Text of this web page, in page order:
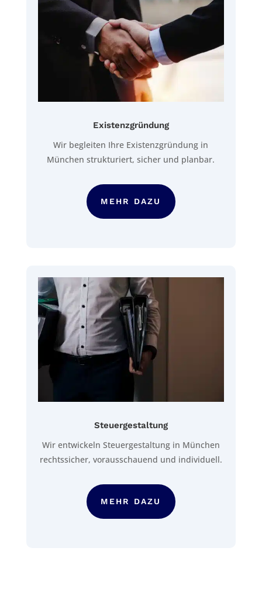
Existenzgründung
Wir begleiten Ihre Existenzgründung in
München strukturiert, sicher und planbar.
MEHR DAZU
Steuergestaltung
Wir entwickeln Steuergestaltung in München
rechtssicher, vorausschauend und individuell.
MEHR DAZU